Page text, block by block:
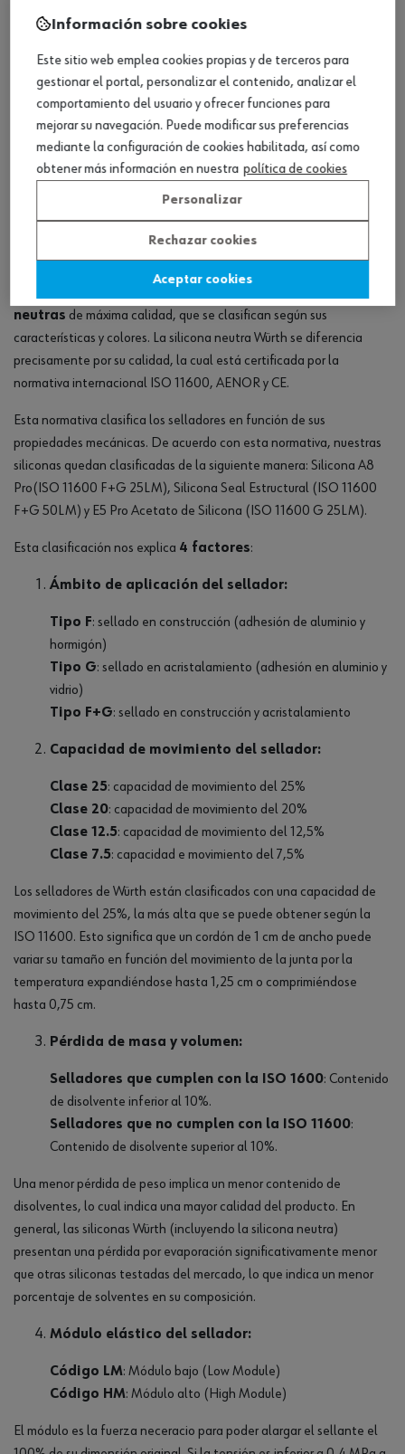
Silicona neutra Würth
silicona neutra
es un tipo de sellador que se utiliza en la
construcción y reparación de edificios y otros proyectos de
ingeniería. A diferencia de otros tipos de silicona, la silicona neutra
no contiene ácidoy es resistente a la intemperie y al agua. Esto
es flexible y puede adherirse a una variedad de superficies, lo que la
neutras de máxima calidad, que se clasifican según sus
características y colores. La silicona neutra Würth se diferencia
precisamente por su calidad, la cual está certificada por la
normativa internacional ISO 11600, AENOR y CE.
Esta normativa clasifica los selladores en función de sus
propiedades mecánicas. De acuerdo con esta normativa, nuestras
siliconas quedan clasificadas de la siguiente manera: Silicona A8
Pro(ISO 11600 F+G 25LM), Silicona Seal Estructural (ISO 11600
F+G 50LM) y E5 Pro Acetato de Silicona (ISO 11600 G 25LM).
Esta clasificación nos explica 4 factores:
Ámbito de aplicación del sellador:
Tipo F: sellado en construcción (adhesión de aluminio y
hormigón)
Tipo G: sellado en acristalamiento (adhesión en aluminio y
vidrio)
Tipo F+G: sellado en construcción y acristalamiento
Capacidad de movimiento del sellador:
Clase 25: capacidad de movimiento del 25%
Clase 20: capacidad de movimiento del 20%
Clase 12.5: capacidad de movimiento del 12,5%
Clase 7.5: capacidad e movimiento del 7,5%
Los selladores de Würth están clasificados con una capacidad de
movimiento del 25%, la más alta que se puede obtener según la
ISO 11600. Esto significa que un cordón de 1 cm de ancho puede
variar su tamaño en función del movimiento de la junta por la
temperatura expandiéndose hasta 1,25 cm o comprimiéndose
hasta 0,75 cm.
Pérdida de masa y volumen:
Selladores que cumplen con la ISO 1600: Contenido
de disolvente inferior al 10%.
Selladores que no cumplen con la ISO 11600:
Contenido de disolvente superior al 10%.
Una menor pérdida de peso implica un menor contenido de
disolventes, lo cual indica una mayor calidad del producto. En
general, las siliconas Würth (incluyendo la silicona neutra)
presentan una pérdida por evaporación significativamente menor
que otras siliconas testadas del mercado, lo que indica un menor
porcentaje de solventes en su composición.
Módulo elástico del sellador:
Código LM: Módulo bajo (Low Module)
Código HM: Módulo alto (High Module)
El módulo es la fuerza neceracio para poder alargar el sellante el
Información sobre cookies
Este sitio web emplea cookies propias y de terceros para
gestionar el portal, personalizar el contenido, analizar el
comportamiento del usuario y ofrecer funciones para
mejorar su navegación. Puede modificar sus preferencias
mediante la configuración de cookies habilitada, así como
obtener más información en nuestra política de cookies
Personalizar
Rechazar cookies
Aceptar cookies